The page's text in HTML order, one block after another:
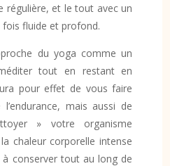
régulière, et le tout avec un
fluide et profond.
du yoga comme un
tout en restant en
pour effet de vous faire
mais aussi de
» votre organisme
chaleur corporelle intense
conserver tout au long de